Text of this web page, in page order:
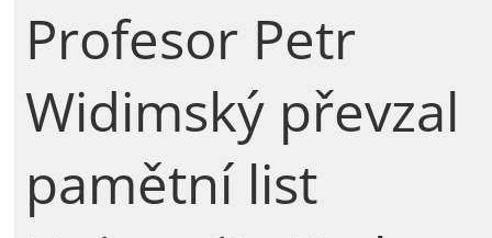
Profesor Petr
Widimský převzal
pamětní list